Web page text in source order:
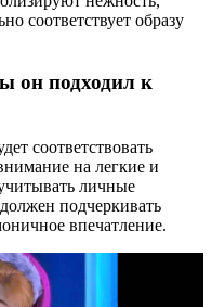
соответствует образу
он подходил к
соответствовать
на легкие и
личные
подчеркивать
впечатление.